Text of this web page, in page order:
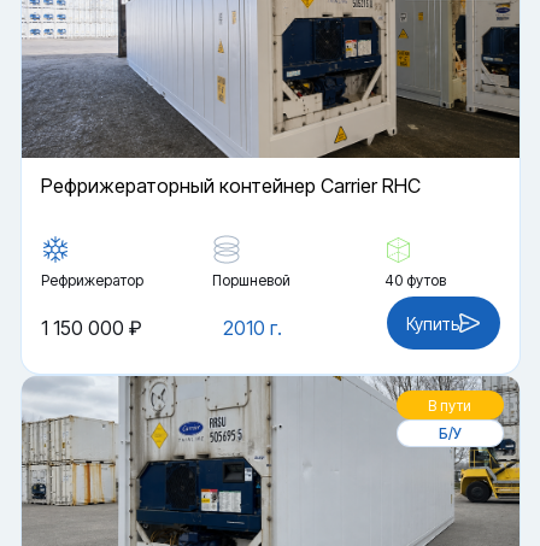
Рефрижераторный контейнер Carrier RHC
Рефрижератор Поршневой 40 футов
2010 г.
1 150 000 ₽ Купить
В пути
Б/У